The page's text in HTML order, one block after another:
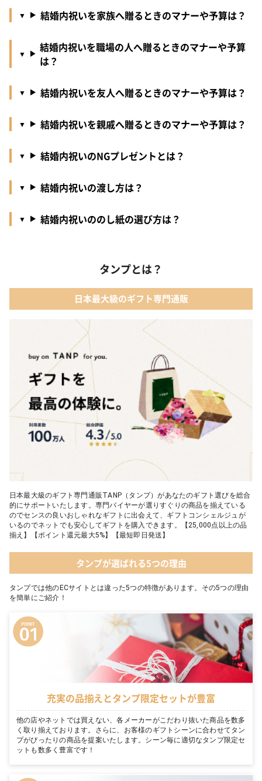
結婚内祝いを家族へ贈るときのマナーや予算は？
結婚内祝いを職場の人へ贈るときのマナーや予算
は？
結婚内祝いを友人へ贈るときのマナーや予算は？
結婚内祝いを親戚へ贈るときのマナーや予算は？
結婚内祝いのNGプレゼントとは？
結婚内祝いの渡し方は？
結婚内祝いののし紙の選び方は？
タンプとは？
日本最大級のギフト専門通販
日本最大級のギフト専門通販TANP（タンプ）があなたのギフト選びを総合
的にサポートいたします。専門バイヤーが選りすぐりの商品を揃えている
のでセンスの良いおしゃれなギフトに出会えて、ギフトコンシェルジュが
いるのでネットでも安心してギフトを購入できます。【25,000点以上の品
揃え】【ポイント還元最大5%】【最短即日発送】
タンプが選ばれる5つの理由
タンプでは他のECサイトとは違った5つの特徴があります。その5つの理由
を簡単にご紹介！
充実の品揃えとタンプ限定セットが豊富
他の店やネットでは買えない、各メーカーがこだわり抜いた商品を数多
く取り揃えております。さらに、お客様のギフトシーンに合わせてタン
プがぴったりの商品を提案いたします。シーン毎に適切なタンプ限定セ
ットも数多く豊富です！